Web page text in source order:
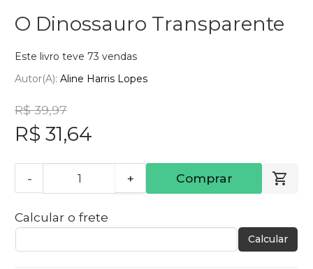
O Dinossauro Transparente
Este livro teve 73 vendas
Autor(a): Aline Harris Lopes
R$ 39,97
R$ 31,64
- + Comprar
Calcular o frete
Calcular